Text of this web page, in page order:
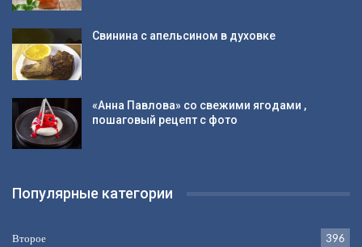
Свинина с апельсином в духовке
«Анна Павлова» со свежими ягодами ,
пошаговый рецепт с фото
Популярные категории
Второе 396